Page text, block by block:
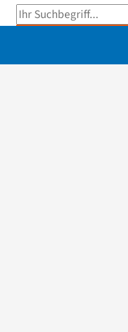
Suchbegriff eingeben